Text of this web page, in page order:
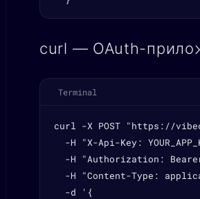
curl — OAuth-
Terminal
curl -X POST "https://
-H "X-Api-Key:
-H "Authorization:
-H "Content-Type:
  -d '{